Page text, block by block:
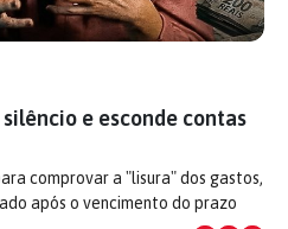
e esconde contas
comprovar a "lisura" dos gastos,
após o vencimento do prazo